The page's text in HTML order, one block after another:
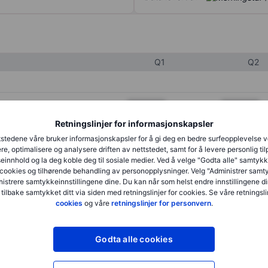
Retningslinjer for informasjonskapsler
våre bruker informasjonskapsler for å gi deg en bedre surfeopplevelse
optimalisere og analysere driften av nettstedet, samt for å levere personlig
og la deg koble deg til sosiale medier. Ved å velge "Godta alle"
og tilhørende behandling av personopplysninger. Velg "Administrer
samtykkeinnstillingene dine. Du kan når som helst endre innstillingene
samtykket ditt via siden med retningslinjer for cookies. Se våre
cookies og våre retningslinjer for personvern.
Godta alle cookies
Q1 Q2
XXXXXXX XXXXXXX
XXXXXXX
XXXXXXX XXXXXXX
XXXXXXX XXXXXXX
XXXXXXX
XXXXXXX